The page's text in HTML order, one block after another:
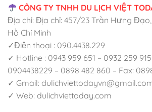
CÔNG TY TNHH DU LỊCH VIỆT
Địa chỉ: Địa chỉ: 457/23 Trần Hưng Đạo,
Hồ Chí Minh
✓Điện thoại : 090.4438.229
✓ Hotline : 0943 959 651 – 0932 259
0904438229 – 0898 482 860 – Fax:
✓ Gmail:
✓ Web: dulichviettoday.com